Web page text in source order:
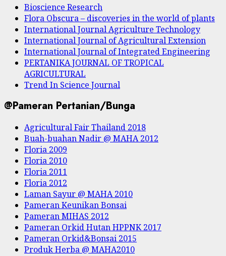
Bioscience Research
Flora Obscura – discoveries in the world of plants
International Journal Agriculture Technology
International Journal of Agricultural Extension
International Journal of Integrated Engineering
PERTANIKA JOURNAL OF TROPICAL
AGRICULTURAL
Trend In Science Journal
@Pameran Pertanian/Bunga
Agricultural Fair Thailand 2018
Buah-buahan Nadir @ MAHA 2012
Floria 2009
Floria 2010
Floria 2011
Floria 2012
Laman Sayur @ MAHA 2010
Pameran Keunikan Bonsai
Pameran MIHAS 2012
Pameran Orkid Hutan HPPNK 2017
Pameran Orkid&Bonsai 2015
Produk Herba @ MAHA2010